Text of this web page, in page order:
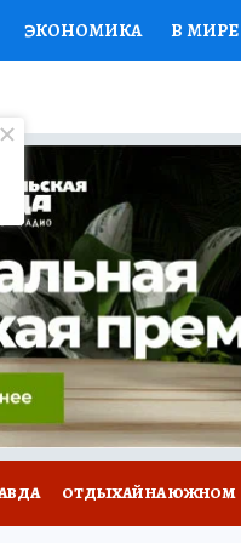
ЭКОНОМИКА В МИРЕ
НАЦИОНАЛЬНЫЕ
СЕМЬЯ ЖЕНСКИЕ
СПЕЦПРОЕКТЫ
РАБОТА У НАС
ОТДЫХАЙ НА ЮЖНОМ